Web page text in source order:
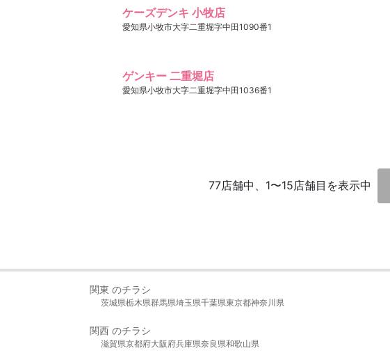
ケーズデンキ 小牧店
愛知県小牧市大字二重堀字中田1090番1
ゲンキー 二重堀店
愛知県小牧市大字二重堀字中田1036番1
77店舗中、1〜15店舗目を表示中
関東 のチラシ
茨城県栃木県群馬県埼玉県千葉県東京都神奈川県
関西 のチラシ
滋賀県京都府大阪府兵庫県奈良県和歌山県